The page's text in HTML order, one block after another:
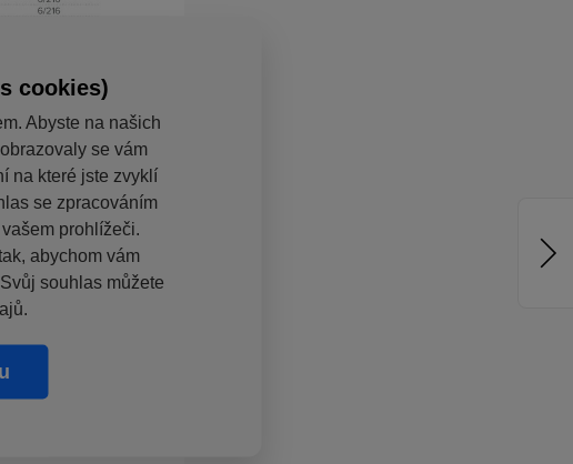
cookies)
Abyste na našich
se vám
na které jste zvyklí
se zpracováním
prohlížeči.
abychom vám
souhlas můžete